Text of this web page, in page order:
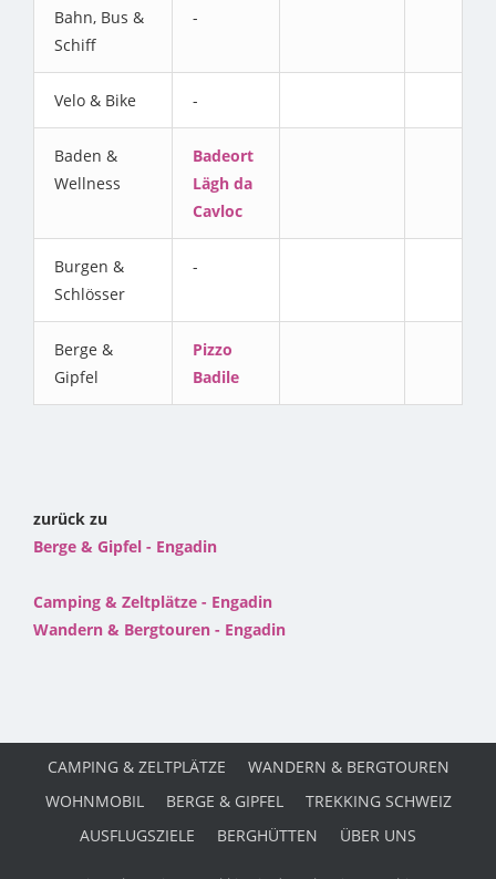
Bahn, Bus &
Schiff
-
Velo & Bike -
Baden &
Wellness
Badeort
Lägh da
Cavloc
Burgen &
Schlösser
-
Berge &
Gipfel
Pizzo
Badile
zurück zu
Berge & Gipfel - Engadin
Camping & Zeltplätze - Engadin
Wandern & Bergtouren - Engadin
CAMPING & ZELTPLÄTZE
WANDERN & BERGTOUREN
WOHNMOBIL
BERGE & GIPFEL
TREKKING SCHWEIZ
AUSFLUGSZIELE
BERGHÜTTEN ÜBER UNS